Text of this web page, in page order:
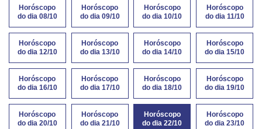
Horóscopo
do dia 08/10
Horóscopo
do dia 09/10
Horóscopo
do dia 10/10
Horóscopo
do dia 11/10
Horóscopo
do dia 12/10
Horóscopo
do dia 13/10
Horóscopo
do dia 14/10
Horóscopo
do dia 15/10
Horóscopo
do dia 16/10
Horóscopo
do dia 17/10
Horóscopo
do dia 18/10
Horóscopo
do dia 19/10
Horóscopo
do dia 20/10
Horóscopo
do dia 21/10
Horóscopo
do dia 22/10
Horóscopo
do dia 23/10